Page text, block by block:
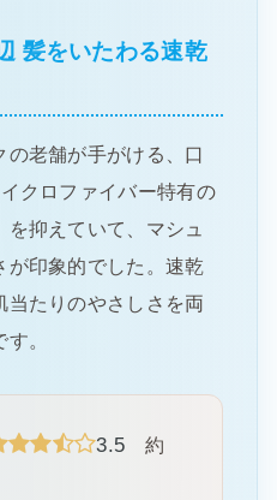
髪をいたわる速乾
老舗が手がける、口
クロファイバー特有の
を抑えていて、マシュ
が印象的でした。速乾
当たりのやさしさを両
。
3.5 約